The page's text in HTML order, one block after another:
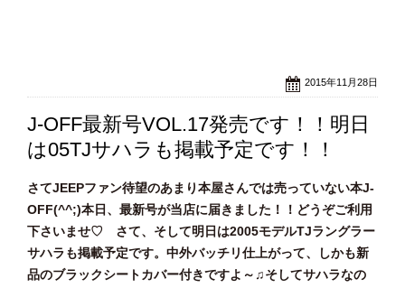
2015年11月28日
J-OFF最新号VOL.17発売です！！明日
は05TJサハラも掲載予定です！！
さてJEEPファン待望のあまり本屋さんでは売っていない本J-
OFF(^^;)本日、最新号が当店に届きました！！どうぞご利用
下さいませ♡ さて、そして明日は2005モデルTJラングラー
サハラも掲載予定です。中外バッチリ仕上がって、しかも新
品のブラックシートカバー付きですよ～♫そしてサハラなの